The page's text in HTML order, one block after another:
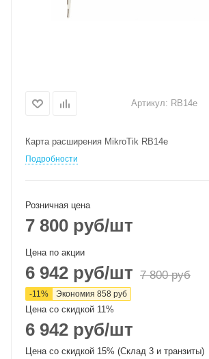
Артикул: RB14e
Карта расширения MikroTik RB14e
Подробности
Розничная цена
7 800 руб/шт
Цена по акции
6 942 руб/шт 7 800руб
-11% Экономия 858 руб
Цена со скидкой 11%
6 942 руб/шт
Цена со скидкой 15% (Склад 3 и транзиты)